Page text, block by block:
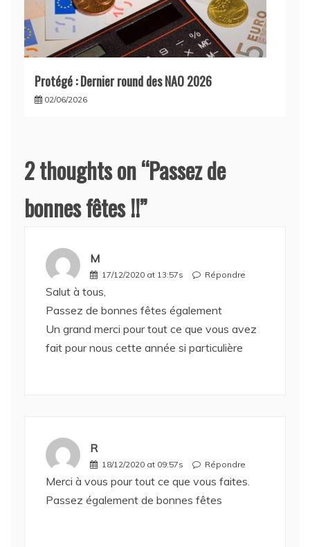
Protégé : Dernier round des NAO 2026
02/06/2026
2 thoughts on “Passez de
bonnes fêtes !!”
M
17/12/2020 at 13:57s Répondre
Salut à tous,
Passez de bonnes fêtes également
Un grand merci pour tout ce que vous avez
fait pour nous cette année si particulière
R
18/12/2020 at 09:57s Répondre
Merci à vous pour tout ce que vous faites.
Passez également de bonnes fêtes